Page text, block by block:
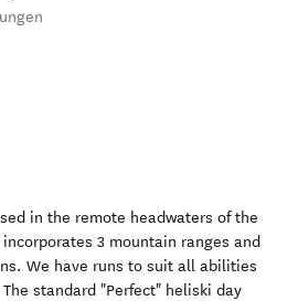
in the remote headwaters of the
3 mountain ranges and
We have runs to suit all abilities
standard "Perfect" heliski day